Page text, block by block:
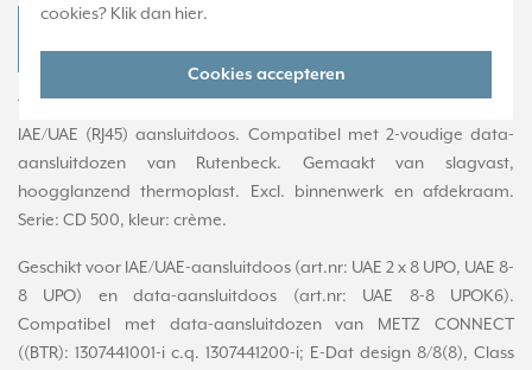
cookies? Klik dan hier.
Cookies accepteren
Tweevoudige afdekplaat met tekstvenster voor 2-voudige
IAE/UAE (RJ45) aansluitdoos. Compatibel met 2-voudige data-
aansluitdozen van Rutenbeck. Gemaakt van slagvast,
hoogglanzend thermoplast. Excl. binnenwerk en afdekraam.
Serie: CD 500, kleur: crème.
Geschikt voor IAE/UAE-aansluitdoos (art.nr: UAE 2 x 8 UPO, UAE 8-
8 UPO) en data-aansluitdoos (art.nr: UAE 8-8 UPOK6).
Compatibel met data-aansluitdozen van METZ CONNECT
((BTR): 1307441001-i c.q. 1307441200-i; E-Dat design 8/8(8), Class